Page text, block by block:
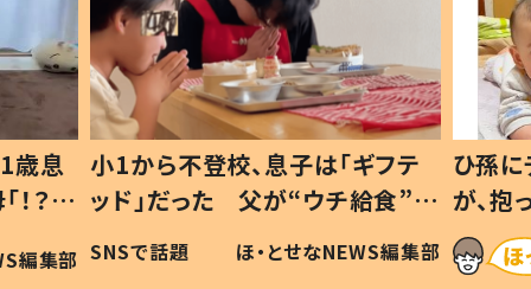
歳息
？」
編集部
小1から不登校、息子は「ギフテ
ッド」だった 父が“ウチ給食”を
作り続ける理由とは #令和の親
#令和の子
SNSで話題 ほ・とせなNEWS編集部
ひ孫
が、
「涙が
い」